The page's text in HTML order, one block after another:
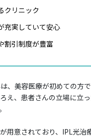
クリニック
充実していて安心
割引制度が豊富
、美容医療が初めての方
え、患者さんの立場に立
用意されており、IPL光治